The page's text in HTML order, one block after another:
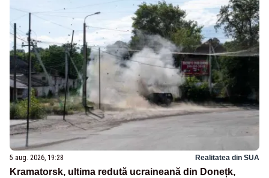
5 aug. 2026, 19:28 Realitatea din SUA
Kramatorsk, ultima redută ucraineană din Donețk,